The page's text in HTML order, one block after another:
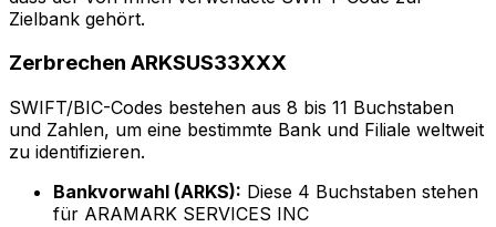
Zielbank gehört.
Zerbrechen ARKSUS33XXX
SWIFT/BIC-Codes bestehen aus 8 bis 11 Buchstaben
und Zahlen, um eine bestimmte Bank und Filiale weltweit
zu identifizieren.
Bankvorwahl (ARKS): Diese 4 Buchstaben stehen
für ARAMARK SERVICES INC